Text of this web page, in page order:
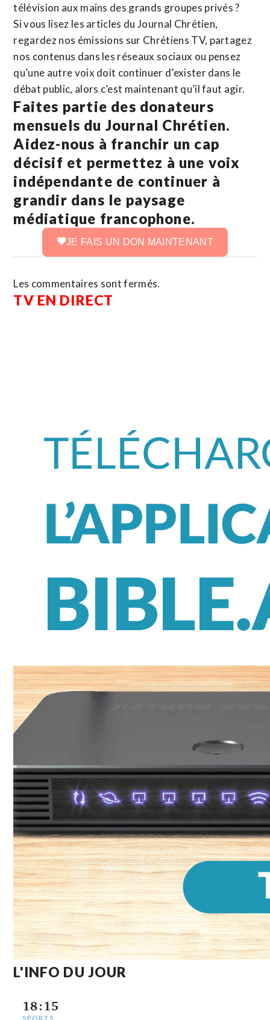
télévision aux mains des grands groupes privés ?
Si vous lisez les articles du Journal Chrétien,
regardez nos émissions sur Chrétiens TV, partagez
nos contenus dans les réseaux sociaux ou pensez
qu’une autre voix doit continuer d’exister dans le
débat public, alors c’est maintenant qu’il faut agir.
Faites partie des donateurs
mensuels du Journal Chrétien.
Aidez-nous à franchir un cap
décisif et permettez à une voix
indépendante de continuer à
grandir dans le paysage
médiatique francophone.
JE FAIS UN DON MAINTENANT
Les commentaires sont fermés.
TV EN DIRECT
L'INFO DU JOUR
18:15
SPORTS